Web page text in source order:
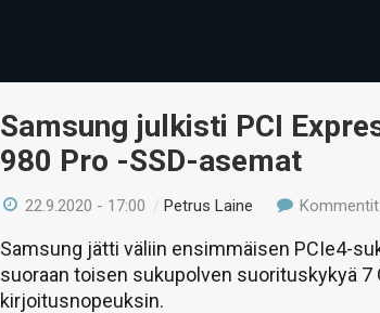
Samsung julkisti PCI
980 Pro -SSD-asemat
22.9.2020 - 17:00 /Petrus Laine
Samsung jätti väliin ensimmäisen PCIe4-
suoraan toisen sukupolven suorituskykyä 7
kirjoitusnopeuksin.